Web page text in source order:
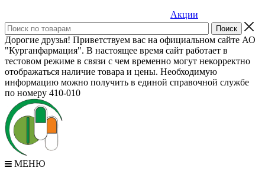
Акции
Дорогие друзья! Приветствуем вас на официальном сайте АО
"Курганфармация". В настоящее время сайт работает в
тестовом режиме в связи с чем временно могут некорректно
отображаться наличие товара и цены. Необходимую
информацию можно получить в единой справочной службе
по номеру 410-010
МЕНЮ